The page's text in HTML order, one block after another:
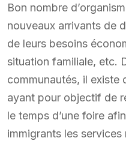
Bon nombre
nouveaux arrivants de
de leurs besoins
situation familiale, etc.
communautés, il existe
ayant pour objectif de
le temps d’une foire
immigrants les